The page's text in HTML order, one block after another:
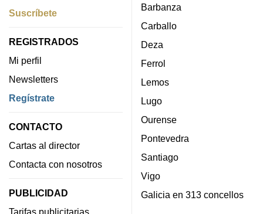
Suscríbete
REGISTRADOS
Mi perfil
Newsletters
Regístrate
CONTACTO
Cartas al director
Contacta con nosotros
PUBLICIDAD
Tarifas publicitarias
Barbanza
Carballo
Deza
Ferrol
Lemos
Lugo
Ourense
Pontevedra
Santiago
Vigo
Galicia en 313 concellos